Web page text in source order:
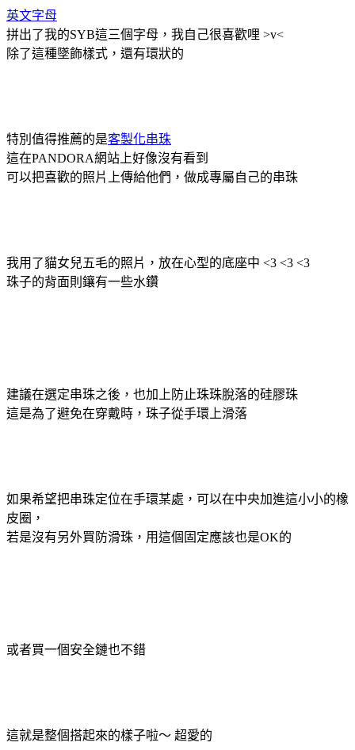
英文字母
拼出了我的SYB這三個字母，我自己很喜歡哩 >v<
除了這種墜飾樣式，還有環狀的
特別值得推薦的是客製化串珠
這在PANDORA網站上好像沒有看到
可以把喜歡的照片上傳給他們，做成專屬自己的串珠
我用了貓女兒五毛的照片，放在心型的底座中 <3 <3 <3
珠子的背面則鑲有一些水鑽
建議在選定串珠之後，也加上防止珠珠脫落的硅膠珠
這是為了避免在穿戴時，珠子從手環上滑落
如果希望把串珠定位在手環某處，可以在中央加進這小小的橡
皮圈，
若是沒有另外買防滑珠，用這個固定應該也是OK的
或者買一個安全鏈也不錯
這就是整個搭起來的樣子啦～ 超愛的